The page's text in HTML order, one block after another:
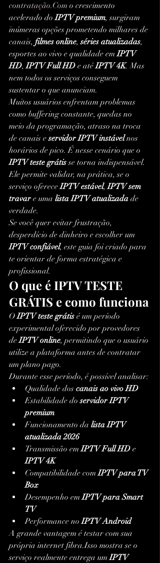
contratação.Com o crescimento
acelerado do IPTV premium, surgiram
inúmeras opções prometendo milhares de
canais, filmes online, séries atualizadas,
esportes ao vivo e qualidade em IPTV
HD, IPTV Full HD e até IPTV 4K. Mas
nem todos os serviços conseguem
sustentar o que anunciam.
Muitos usuários enfrentam problemas
como buffering constante, quedas no
meio da programação, atraso na troca
de canais e servidor IPTV instável nos
horários de pico. É nesse cenário que o
IPTV teste grátis se torna indispensável.
Ele permite validar, na prática, se o
serviço oferece IPTV estável, IPTV sem
travar e uma lista IPTV atualizada de
verdade.
Se você quer evitar frustração,
desperdício de dinheiro e escolher um
IPTV confiável, este guia foi criado para
te orientar de forma estratégica e
profissional.
O que é IPTV TESTE
GRÁTIS e como funciona
O IPTV teste grátis é um período
experimental oferecido por provedores
de IPTV online, permitindo que o usuário
utilize a plataforma antes de contratar
um plano pago.
Durante esse período, é possível analisar:
Qualidade dos canais ao vivo HD
Estabilidade do servidor IPTV
premium
Funcionamento da lista IPTV
atualizada 2026
Transmissão em IPTV Full HD e
IPTV 4K
Compatibilidade com IPTV para TV
Box
Desempenho em IPTV para Smart
TV
Performance no IPTV Android
A grande vantagem é testar com sua
própria internet fibra.Isso mostra se o
serviço realmente entrega um IPTV